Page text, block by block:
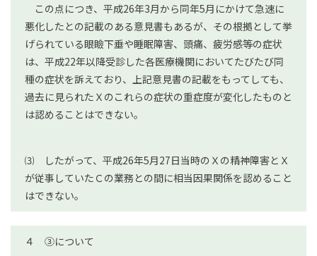
この点につき、平成26年3月から同年5月にかけて急速に
悪化したとの記載のある意見書もあるが、その根拠として挙
げられている眼瞼下垂や睡眠障害、頭痛、疲労感等の症状
は、平成22年以降受診した各医療機関においてたびたび同
種の症状を訴えており、上記意見書の記載をもってしても、
過去に見られたＸのこれらの症状の重症度が変化したものと
は認めることはできない。
⑶ したがって、平成26年5月27日当時のＸの精神障害とＸ
が従事していたＣの業務との間に相当因果関係を認めること
はできない。
４ ③について